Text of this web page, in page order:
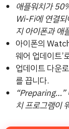
애플워치가
Wi-Fi에 연결
지 아이폰과 애
아이폰의
웨어 업데이트’
업데이트 다운
를 끕니다.
“Preparing…”
치 프로그램이